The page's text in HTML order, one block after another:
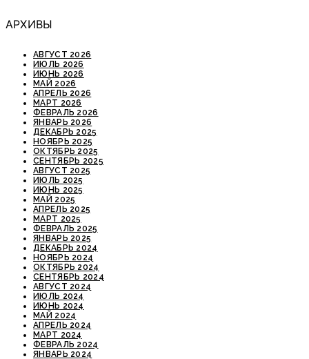
АРХИВЫ
АВГУСТ 2026
ИЮЛЬ 2026
ИЮНЬ 2026
МАЙ 2026
АПРЕЛЬ 2026
МАРТ 2026
ФЕВРАЛЬ 2026
ЯНВАРЬ 2026
ДЕКАБРЬ 2025
НОЯБРЬ 2025
ОКТЯБРЬ 2025
СЕНТЯБРЬ 2025
АВГУСТ 2025
ИЮЛЬ 2025
ИЮНЬ 2025
МАЙ 2025
АПРЕЛЬ 2025
МАРТ 2025
ФЕВРАЛЬ 2025
ЯНВАРЬ 2025
ДЕКАБРЬ 2024
НОЯБРЬ 2024
ОКТЯБРЬ 2024
СЕНТЯБРЬ 2024
АВГУСТ 2024
ИЮЛЬ 2024
ИЮНЬ 2024
МАЙ 2024
АПРЕЛЬ 2024
МАРТ 2024
ФЕВРАЛЬ 2024
ЯНВАРЬ 2024